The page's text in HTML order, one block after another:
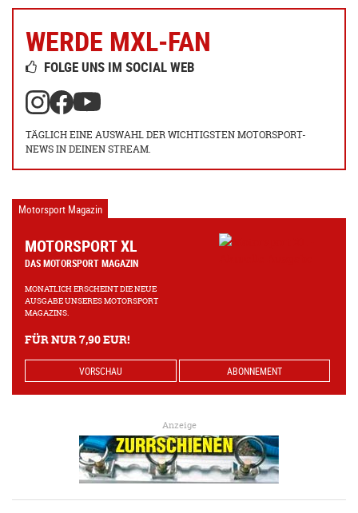
WERDE MXL-FAN
FOLGE UNS IM SOCIAL WEB
TÄGLICH EINE AUSWAHL DER WICHTIGSTEN MOTORSPORT-
NEWS IN DEINEN STREAM.
Motorsport Magazin
MOTORSPORT XL
DAS MOTORSPORT MAGAZIN
MONATLICH ERSCHEINT DIE NEUE
AUSGABE UNSERES MOTORSPORT
MAGAZINS.
FÜR NUR 7,90 EUR!
VORSCHAU ABONNEMENT
Anzeige